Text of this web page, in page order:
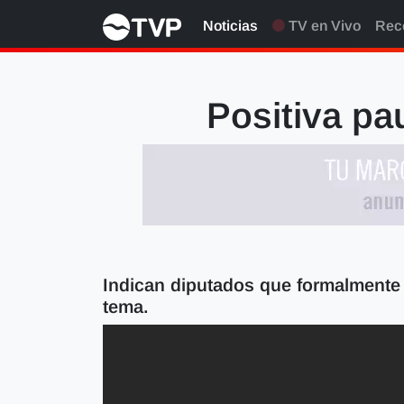
Noticias TV en Vivo
Positiva
Indican diputados que
tema.